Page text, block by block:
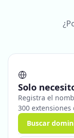
Solo
Registra el
300
Buscar